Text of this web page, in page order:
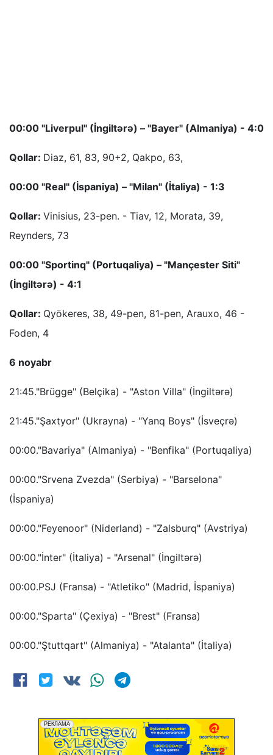
00:00 "Liverpul" (İngiltərə) – "Bayer" (Almaniya) - 4:0
Qollar: Diaz, 61, 83, 90+2, Qakpo, 63,
00:00 "Real" (İspaniya) – "Milan" (İtaliya) - 1:3
Qollar: Vinisius, 23-pen. - Tiav, 12, Morata, 39,
Reynders, 73
00:00 "Sportinq" (Portuqaliya) – "Mançester Siti"
(İngiltərə) - 4:1
Qollar: Qyökeres, 38, 49-pen, 81-pen, Arauxo, 46 -
Foden, 4
6 noyabr
21:45."Brügge" (Belçika) - "Aston Villa" (İngiltərə)
21:45."Şaxtyor" (Ukrayna) - "Yanq Boys" (İsveçrə)
00:00."Bavariya" (Almaniya) - "Benfika" (Portuqaliya)
00:00."Srvena Zvezda" (Serbiya) - "Barselona"
(İspaniya)
00:00."Feyenoor" (Niderland) - "Zalsburq" (Avstriya)
00:00."İnter" (İtaliya) - "Arsenal" (İngiltərə)
00:00.PSJ (Fransa) - "Atletiko" (Madrid, İspaniya)
00:00."Sparta" (Çexiya) - "Brest" (Fransa)
00:00."Ştuttqart" (Almaniya) - "Atalanta" (İtaliya)